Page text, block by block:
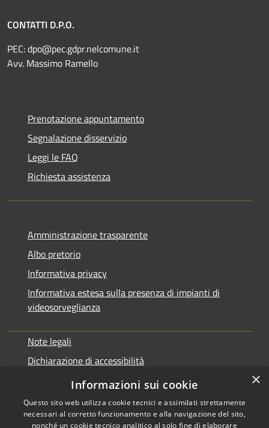
CONTATTI D.P.O.
PEC:dpo@pec.gdpr.nelcomune.it
Avv. Massimo Ramello
Prenotazione appuntamento
Segnalazione disservizio
Leggi le FAQ
Richiesta assistenza
Amministrazione trasparente
Albo pretorio
Informativa privacy
Informativa estesa sulla presenza di impianti di
videosorveglianza
Note legali
Dichiarazione di accessibilità
Obbiettivi di accessibilità
×
Informazioni sui cookie
Questo sito web utilizza cookie tecnici e assimilati strettamente
necessari al corretto funzionamento e alla navigazione del sito,
nonché un cookie tecnico analitico al solo fine di elaborare